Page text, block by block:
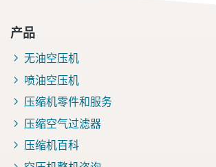
产品
无油空压机
喷油空压机
压缩机零件和服务
压缩空气过滤器
压缩机百科